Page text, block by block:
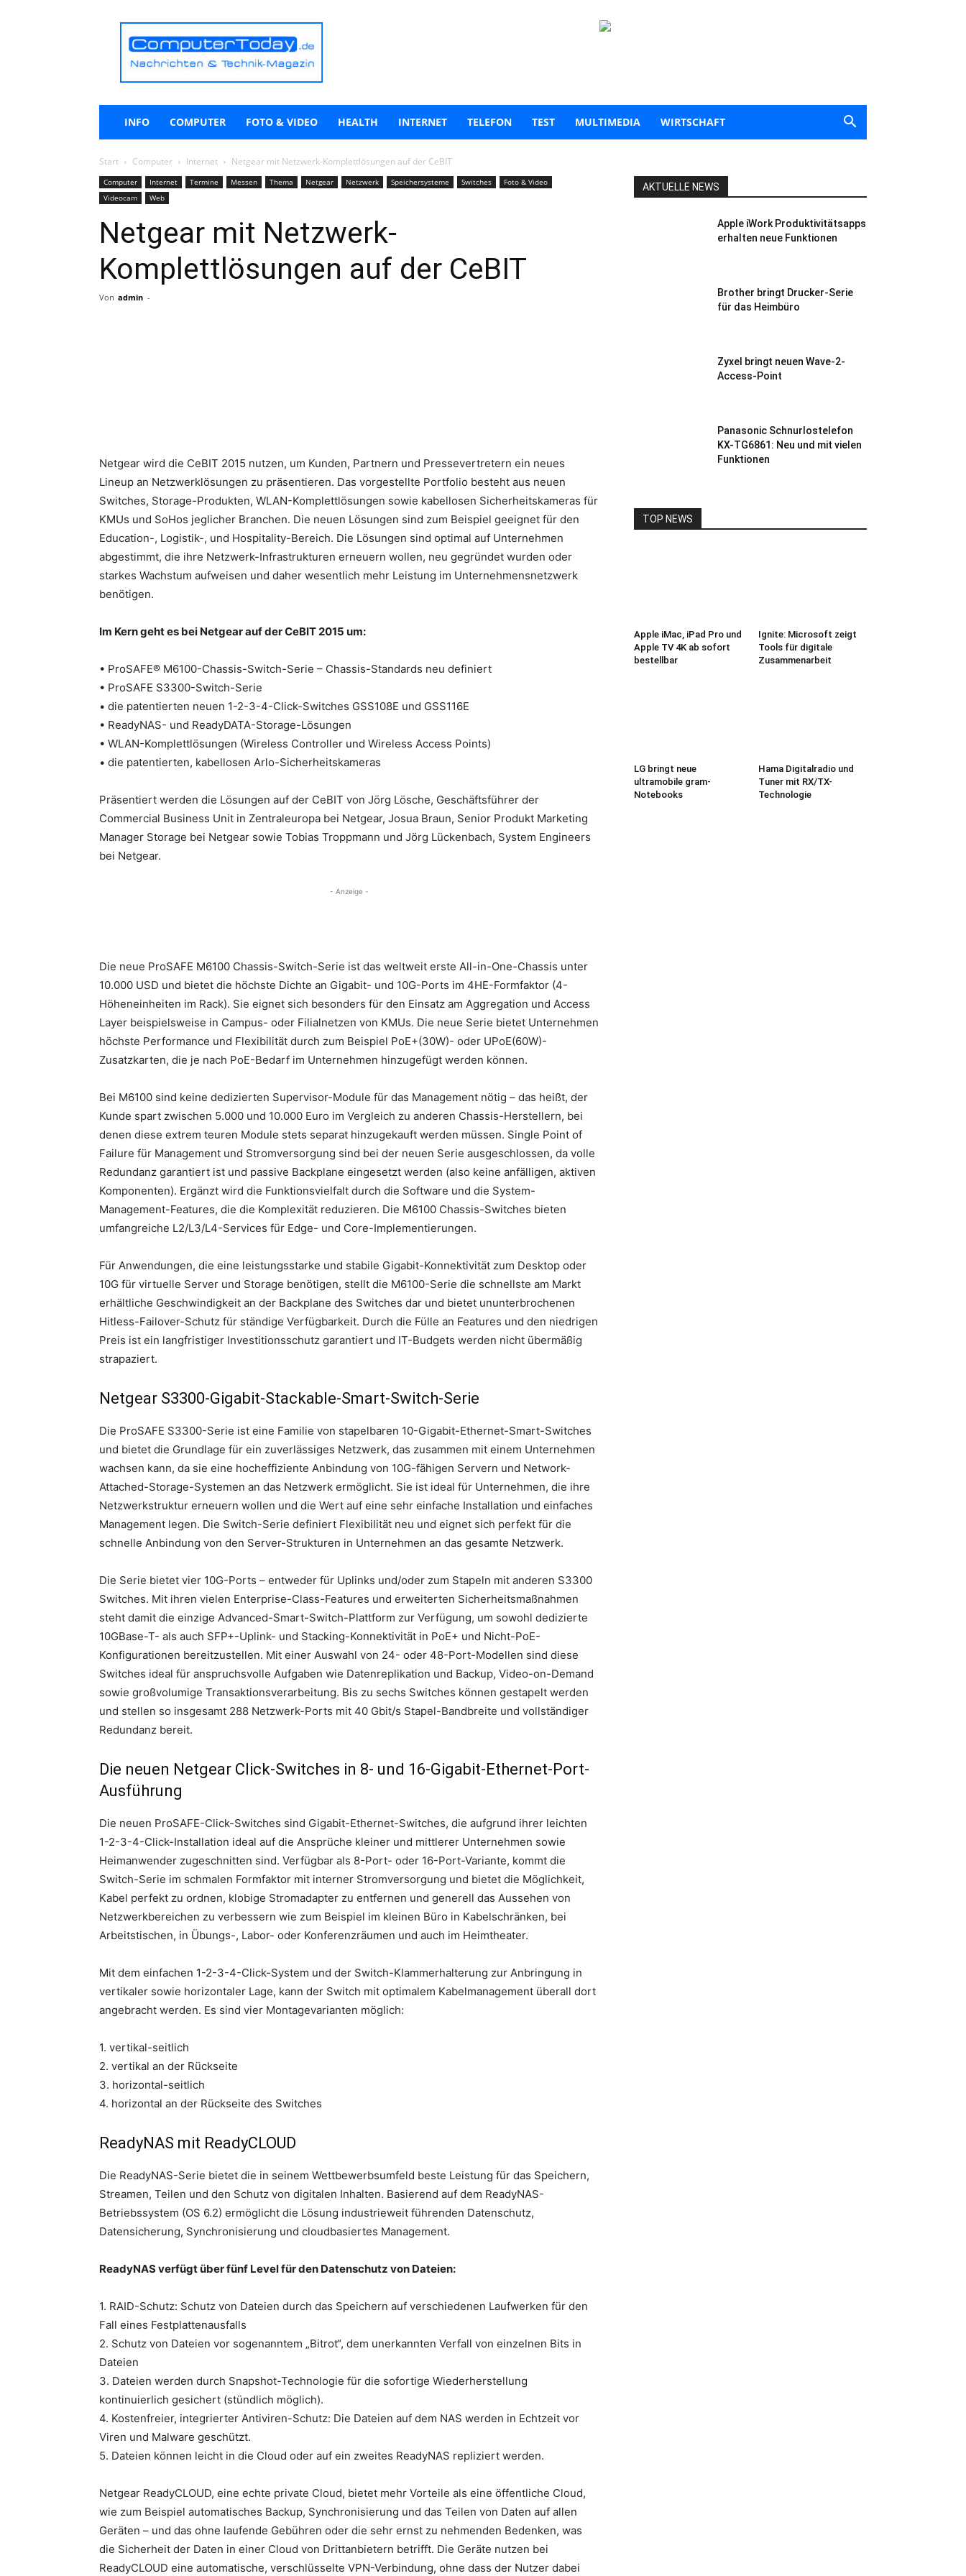
ComputerToday.de
INFO COMPUTER FOTO & VIDEO HEALTH INTERNET TELEFON TEST MULTIMEDIA WIRTSCHAFT
Start Computer Internet Netgear mit Netzwerk-Komplettlösungen auf der CeBIT
Computer Internet Termine Messen Thema Netgear Netzwerk Speichersysteme Switches
Foto & Video
Videocam
Web
Netgear mit Netzwerk-
Komplettlösungen auf der CeBIT
Von admin -
Netgear wird die CeBIT 2015 nutzen, um Kunden, Partnern und Pressevertretern ein neues
Lineup an Netzwerklösungen zu präsentieren. Das vorgestellte Portfolio besteht aus neuen
Switches, Storage-Produkten, WLAN-Komplettlösungen sowie kabellosen Sicherheitskameras für
KMUs und SoHos jeglicher Branchen. Die neuen Lösungen sind zum Beispiel geeignet für den
Education-, Logistik-, und Hospitality-Bereich. Die Lösungen sind optimal auf Unternehmen
abgestimmt, die ihre Netzwerk-Infrastrukturen erneuern wollen, neu gegründet wurden oder
starkes Wachstum aufweisen und daher wesentlich mehr Leistung im Unternehmensnetzwerk
benötigen.
Im Kern geht es bei Netgear auf der CeBIT 2015 um:
• ProSAFE® M6100-Chassis-Switch-Serie – Chassis-Standards neu definiert
• ProSAFE S3300-Switch-Serie
• die patentierten neuen 1-2-3-4-Click-Switches GSS108E und GSS116E
• ReadyNAS- und ReadyDATA-Storage-Lösungen
• WLAN-Komplettlösungen (Wireless Controller und Wireless Access Points)
• die patentierten, kabellosen Arlo-Sicherheitskameras
Präsentiert werden die Lösungen auf der CeBIT von Jörg Lösche, Geschäftsführer der
Commercial Business Unit in Zentraleuropa bei Netgear, Josua Braun, Senior Produkt Marketing
Manager Storage bei Netgear sowie Tobias Troppmann und Jörg Lückenbach, System Engineers
bei Netgear.
- Anzeige -
Die neue ProSAFE M6100 Chassis-Switch-Serie ist das weltweit erste All-in-One-Chassis unter
10.000 USD und bietet die höchste Dichte an Gigabit- und 10G-Ports im 4HE-Formfaktor (4-
Höheneinheiten im Rack). Sie eignet sich besonders für den Einsatz am Aggregation und Access
Layer beispielsweise in Campus- oder Filialnetzen von KMUs. Die neue Serie bietet Unternehmen
höchste Performance und Flexibilität durch zum Beispiel PoE+(30W)- oder UPoE(60W)-
Zusatzkarten, die je nach PoE-Bedarf im Unternehmen hinzugefügt werden können.
Bei M6100 sind keine dedizierten Supervisor-Module für das Management nötig – das heißt, der
Kunde spart zwischen 5.000 und 10.000 Euro im Vergleich zu anderen Chassis-Herstellern, bei
denen diese extrem teuren Module stets separat hinzugekauft werden müssen. Single Point of
Failure für Management und Stromversorgung sind bei der neuen Serie ausgeschlossen, da volle
Redundanz garantiert ist und passive Backplane eingesetzt werden (also keine anfälligen, aktiven
Komponenten). Ergänzt wird die Funktionsvielfalt durch die Software und die System-
Management-Features, die die Komplexität reduzieren. Die M6100 Chassis-Switches bieten
umfangreiche L2/L3/L4-Services für Edge- und Core-Implementierungen.
Für Anwendungen, die eine leistungsstarke und stabile Gigabit-Konnektivität zum Desktop oder
10G für virtuelle Server und Storage benötigen, stellt die M6100-Serie die schnellste am Markt
erhältliche Geschwindigkeit an der Backplane des Switches dar und bietet ununterbrochenen
Hitless-Failover-Schutz für ständige Verfügbarkeit. Durch die Fülle an Features und den niedrigen
Preis ist ein langfristiger Investitionsschutz garantiert und IT-Budgets werden nicht übermäßig
strapaziert.
Netgear S3300-Gigabit-Stackable-Smart-Switch-Serie
Die ProSAFE S3300-Serie ist eine Familie von stapelbaren 10-Gigabit-Ethernet-Smart-Switches
und bietet die Grundlage für ein zuverlässiges Netzwerk, das zusammen mit einem Unternehmen
wachsen kann, da sie eine hocheffiziente Anbindung von 10G-fähigen Servern und Network-
Attached-Storage-Systemen an das Netzwerk ermöglicht. Sie ist ideal für Unternehmen, die ihre
Netzwerkstruktur erneuern wollen und die Wert auf eine sehr einfache Installation und einfaches
Management legen. Die Switch-Serie definiert Flexibilität neu und eignet sich perfekt für die
schnelle Anbindung von den Server-Strukturen in Unternehmen an das gesamte Netzwerk.
Die Serie bietet vier 10G-Ports – entweder für Uplinks und/oder zum Stapeln mit anderen S3300
Switches. Mit ihren vielen Enterprise-Class-Features und erweiterten Sicherheitsmaßnahmen
steht damit die einzige Advanced-Smart-Switch-Plattform zur Verfügung, um sowohl dedizierte
10GBase-T- als auch SFP+-Uplink- und Stacking-Konnektivität in PoE+ und Nicht-PoE-
Konfigurationen bereitzustellen. Mit einer Auswahl von 24- oder 48-Port-Modellen sind diese
Switches ideal für anspruchsvolle Aufgaben wie Datenreplikation und Backup, Video-on-Demand
sowie großvolumige Transaktionsverarbeitung. Bis zu sechs Switches können gestapelt werden
und stellen so insgesamt 288 Netzwerk-Ports mit 40 Gbit/s Stapel-Bandbreite und vollständiger
Redundanz bereit.
Die neuen Netgear Click-Switches in 8- und 16-Gigabit-Ethernet-Port-
Ausführung
Die neuen ProSAFE-Click-Switches sind Gigabit-Ethernet-Switches, die aufgrund ihrer leichten
1-2-3-4-Click-Installation ideal auf die Ansprüche kleiner und mittlerer Unternehmen sowie
Heimanwender zugeschnitten sind. Verfügbar als 8-Port- oder 16-Port-Variante, kommt die
Switch-Serie im schmalen Formfaktor mit interner Stromversorgung und bietet die Möglichkeit,
Kabel perfekt zu ordnen, klobige Stromadapter zu entfernen und generell das Aussehen von
Netzwerkbereichen zu verbessern wie zum Beispiel im kleinen Büro in Kabelschränken, bei
Arbeitstischen, in Übungs-, Labor- oder Konferenzräumen und auch im Heimtheater.
Mit dem einfachen 1-2-3-4-Click-System und der Switch-Klammerhalterung zur Anbringung in
vertikaler sowie horizontaler Lage, kann der Switch mit optimalem Kabelmanagement überall dort
angebracht werden. Es sind vier Montagevarianten möglich:
1. vertikal-seitlich
2. vertikal an der Rückseite
3. horizontal-seitlich
4. horizontal an der Rückseite des Switches
ReadyNAS mit ReadyCLOUD
Die ReadyNAS-Serie bietet die in seinem Wettbewerbsumfeld beste Leistung für das Speichern,
Streamen, Teilen und den Schutz von digitalen Inhalten. Basierend auf dem ReadyNAS-
Betriebssystem (OS 6.2) ermöglicht die Lösung industrieweit führenden Datenschutz,
Datensicherung, Synchronisierung und cloudbasiertes Management.
ReadyNAS verfügt über fünf Level für den Datenschutz von Dateien:
1. RAID-Schutz: Schutz von Dateien durch das Speichern auf verschiedenen Laufwerken für den
Fall eines Festplattenausfalls
2. Schutz von Dateien vor sogenanntem „Bitrot“, dem unerkannten Verfall von einzelnen Bits in
Dateien
3. Dateien werden durch Snapshot-Technologie für die sofortige Wiederherstellung
kontinuierlich gesichert (stündlich möglich).
4. Kostenfreier, integrierter Antiviren-Schutz: Die Dateien auf dem NAS werden in Echtzeit vor
Viren und Malware geschützt.
5. Dateien können leicht in die Cloud oder auf ein zweites ReadyNAS repliziert werden.
Netgear ReadyCLOUD, eine echte private Cloud, bietet mehr Vorteile als eine öffentliche Cloud,
wie zum Beispiel automatisches Backup, Synchronisierung und das Teilen von Daten auf allen
Geräten – und das ohne laufende Gebühren oder die sehr ernst zu nehmenden Bedenken, was
die Sicherheit der Daten in einer Cloud von Drittanbietern betrifft. Die Geräte nutzen bei
ReadyCLOUD eine automatische, verschlüsselte VPN-Verbindung, ohne dass der Nutzer dabei
AKTUELLE NEWS
Apple iWork Produktivitätsapps
erhalten neue Funktionen
Brother bringt Drucker-Serie
für das Heimbüro
Zyxel bringt neuen Wave-2-
Access-Point
Panasonic Schnurlostelefon
KX-TG6861: Neu und mit vielen
Funktionen
TOP NEWS
Apple iMac, iPad Pro und
Apple TV 4K ab sofort
bestellbar
Ignite: Microsoft zeigt
Tools für digitale
Zusammenarbeit
LG bringt neue
ultramobile gram-
Notebooks
Hama Digitalradio und
Tuner mit RX/TX-
Technologie